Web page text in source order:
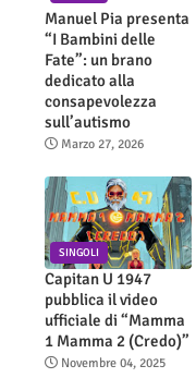
Manuel Pia presenta
“I Bambini delle
Fate”: un brano
dedicato alla
consapevolezza
sull’autismo
Marzo 27, 2026
SINGOLI
Capitan U 1947
pubblica il video
ufficiale di “Mamma
1 Mamma 2 (Credo)”
Novembre 04, 2025